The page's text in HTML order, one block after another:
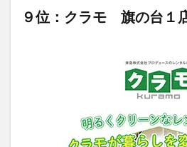
９位：クラモ 旗の台１